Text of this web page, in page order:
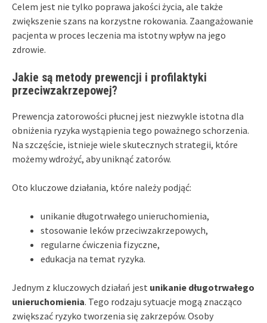
Celem jest nie tylko poprawa jakości życia, ale także
zwiększenie szans na korzystne rokowania. Zaangażowanie
pacjenta w proces leczenia ma istotny wpływ na jego
zdrowie.
Jakie są metody prewencji i profilaktyki
przeciwzakrzepowej?
Prewencja zatorowości płucnej jest niezwykle istotna dla
obniżenia ryzyka wystąpienia tego poważnego schorzenia.
Na szczęście, istnieje wiele skutecznych strategii, które
możemy wdrożyć, aby uniknąć zatorów.
Oto kluczowe działania, które należy podjąć:
unikanie długotrwałego unieruchomienia,
stosowanie leków przeciwzakrzepowych,
regularne ćwiczenia fizyczne,
edukacja na temat ryzyka.
Jednym z kluczowych działań jest unikanie długotrwałego
unieruchomienia. Tego rodzaju sytuacje mogą znacząco
zwiększać ryzyko tworzenia się zakrzepów. Osoby